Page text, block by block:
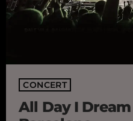
CONCERT
All Day I